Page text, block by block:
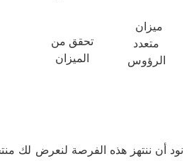
تحقق من
الميزان
متعدد
الرؤوس
نود أن ننتهز هذه الفرصة لنعرض لك